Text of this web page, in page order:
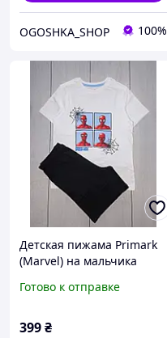
OGOSHKA_SHOP 100%
Детская пижама Primark
(Marvel) на мальчика
Готово к отправке
399₴